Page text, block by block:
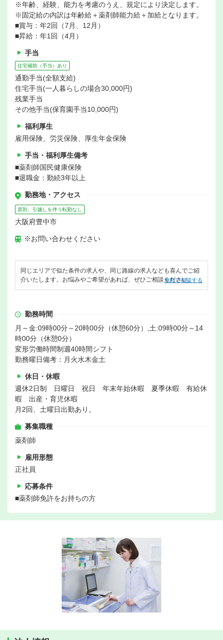
※年齢、経験、能力を考慮のうえ、規定により決定します。
※固定給の内訳は年齢給＋薬剤師能力給＋加給となります。
■賞与：年2回（7月、12月）
■昇給：年1回（4月）
手当
住宅補助（手当）あり
通勤手当(全額支給)
住宅手当(一人暮らしの場合30,000円)
残業手当
その他手当(保育園手当10,000円)
福利厚生
雇用保険、労災保険、厚生年金保険
手当・福利厚生備考
■薬剤師国民健康保険
■退職金：勤続3年以上
勤務地・アクセス
原則、引越しを伴う転勤なし
大阪府豊中市
※お問い合わせください
同じエリアで似た条件の求人や、同じ路線の求人なども喜んでご紹
介いたします。お悩みやご希望があれば、ぜひご相談ください。
無料で相談する
勤務時間
月～金:09時00分～20時00分（休憩60分）,土:09時00分～14
時00分（休憩0分）
変形労働時間制週40時間シフト
勤務曜日備考：月火水木金土
休日・休暇
週休2日制 日曜日 祝日 年末年始休暇 夏季休暇 有給休
暇 出産・育児休暇
月2回、土曜日出勤あり。
募集職種
薬剤師
雇用形態
正社員
応募条件
■薬剤師免許をお持ちの方